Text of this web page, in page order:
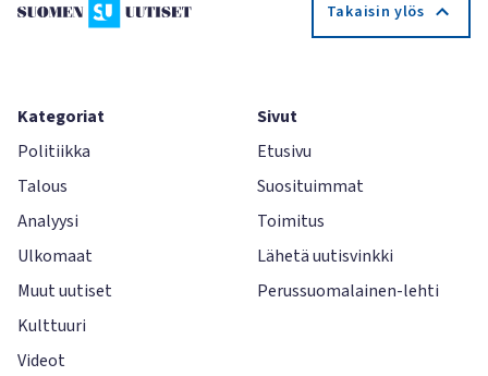
Takaisin ylös
Kategoriat
Politiikka
Talous
Analyysi
Ulkomaat
Muut uutiset
Kulttuuri
Videot
Sivut
Etusivu
Suosituimmat
Toimitus
Lähetä uutisvinkki
Perussuomalainen-lehti